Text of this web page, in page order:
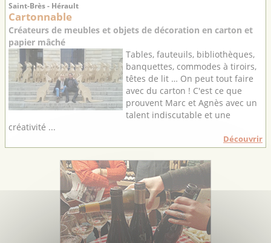
Saint-Brès - Hérault
Cartonnable
Créateurs de meubles et objets de décoration en carton et
papier mâché
Tables, fauteuils, bibliothèques,
banquettes, commodes à tiroirs,
têtes de lit … On peut tout faire
avec du carton ! C'est ce que
prouvent Marc et Agnès avec un
talent indiscutable et une
créativité ...
Découvrir